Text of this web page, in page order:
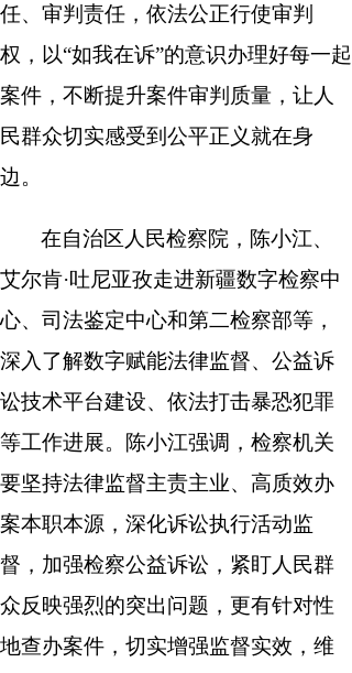
任、审判责任，依法公正行使审判
权，以“如我在诉”的意识办理好每一起
案件，不断提升案件审判质量，让人
民群众切实感受到公平正义就在身
边。
在自治区人民检察院，陈小江、
艾尔肯·吐尼亚孜走进新疆数字检察中
心、司法鉴定中心和第二检察部等，
深入了解数字赋能法律监督、公益诉
讼技术平台建设、依法打击暴恐犯罪
等工作进展。陈小江强调，检察机关
要坚持法律监督主责主业、高质效办
案本职本源，深化诉讼执行活动监
督，加强检察公益诉讼，紧盯人民群
众反映强烈的突出问题，更有针对性
地查办案件，切实增强监督实效，维